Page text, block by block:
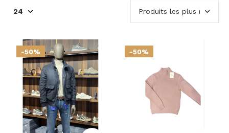
-50% -50%